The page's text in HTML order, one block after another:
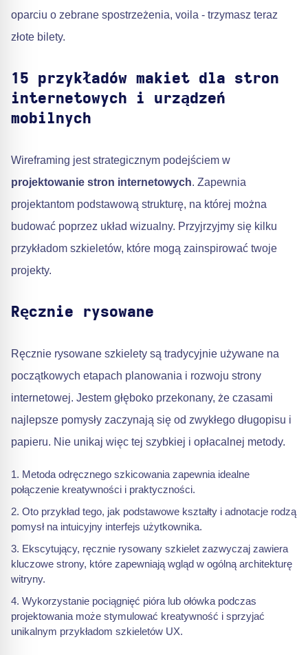
oparciu o zebrane spostrzeżenia, voila - trzymasz teraz
złote bilety.
15 przykładów makiet dla stron
internetowych i urządzeń
mobilnych
Wireframing jest strategicznym podejściem w
projektowanie stron internetowych. Zapewnia
projektantom podstawową strukturę, na której można
budować poprzez układ wizualny. Przyjrzyjmy się kilku
przykładom szkieletów, które mogą zainspirować twoje
projekty.
Ręcznie rysowane
Ręcznie rysowane szkielety są tradycyjnie używane na
początkowych etapach planowania i rozwoju strony
internetowej. Jestem głęboko przekonany, że czasami
najlepsze pomysły zaczynają się od zwykłego długopisu i
papieru. Nie unikaj więc tej szybkiej i opłacalnej metody.
Metoda odręcznego szkicowania zapewnia idealne
połączenie kreatywności i praktyczności.
Oto przykład tego, jak podstawowe kształty i adnotacje rodzą
pomysł na intuicyjny interfejs użytkownika.
Ekscytujący, ręcznie rysowany szkielet zazwyczaj zawiera
kluczowe strony, które zapewniają wgląd w ogólną architekturę
witryny.
Wykorzystanie pociągnięć pióra lub ołówka podczas
projektowania może stymulować kreatywność i sprzyjać
unikalnym przykładom szkieletów UX.